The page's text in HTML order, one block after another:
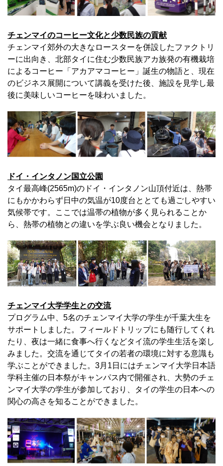
チェンマイのコーヒー文化と少数民族の貢献
チェンマイ郊外の大きなロースターを併設したファクトリ
ーに出向き、北部タイに住む少数民族アカ族発の有機栽培
によるコーヒー「アカアマコーヒー」誕生の物語と、現在
のビジネス展開について講義を受けた後、施設を見学し最
後に美味しいコーヒーを味わいました。
ドイ・インタノン国立公園
タイ最高峰(2565m)のドイ・インタノン山頂付近は、熱帯
にもかかわらず日中の気温が10度台ととても過ごしやすい
気候帯です。ここでは温帯の植物が多く見られることか
ら、熱帯の植物との違いを学ぶ良い機会となりました。
チェンマイ大学学生との交流
プログラム中、5名のチェンマイ大学の学生が千葉大生を
サポートしました。フィールドトリップにも随行してくれ
たり、夜は一緒に食事へ行くなどタイ流の学生生活を楽し
みました。交流を通じてタイの若者の環境に対する意識も
学ぶことができました。3月1日にはチェンマイ大学日本語
学科主催の日本祭がキャンパス内で開催され、大勢のチェ
ンマイ大学の学生が参加しており、タイの学生の日本への
関心の高さを知ることができました。